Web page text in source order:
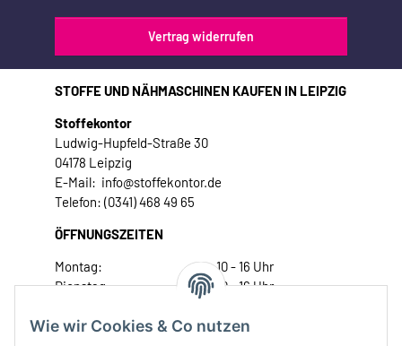
Wie wir Cookies & Co nutzen
Vertrag widerrufen
STOFFE UND NÄHMASCHINEN KAUFEN IN LEIPZIG
Stoffekontor
Ludwig-Hupfeld-Straße 30
04178 Leipzig
E-Mail: info@stoffekontor.de
Telefon: (0341) 468 49 65
ÖFFNUNGSZEITEN
Montag:
10 - 16 Uhr
Dienstag:
10 - 16 Uhr
Donnerstag:
10 - 18 Uhr